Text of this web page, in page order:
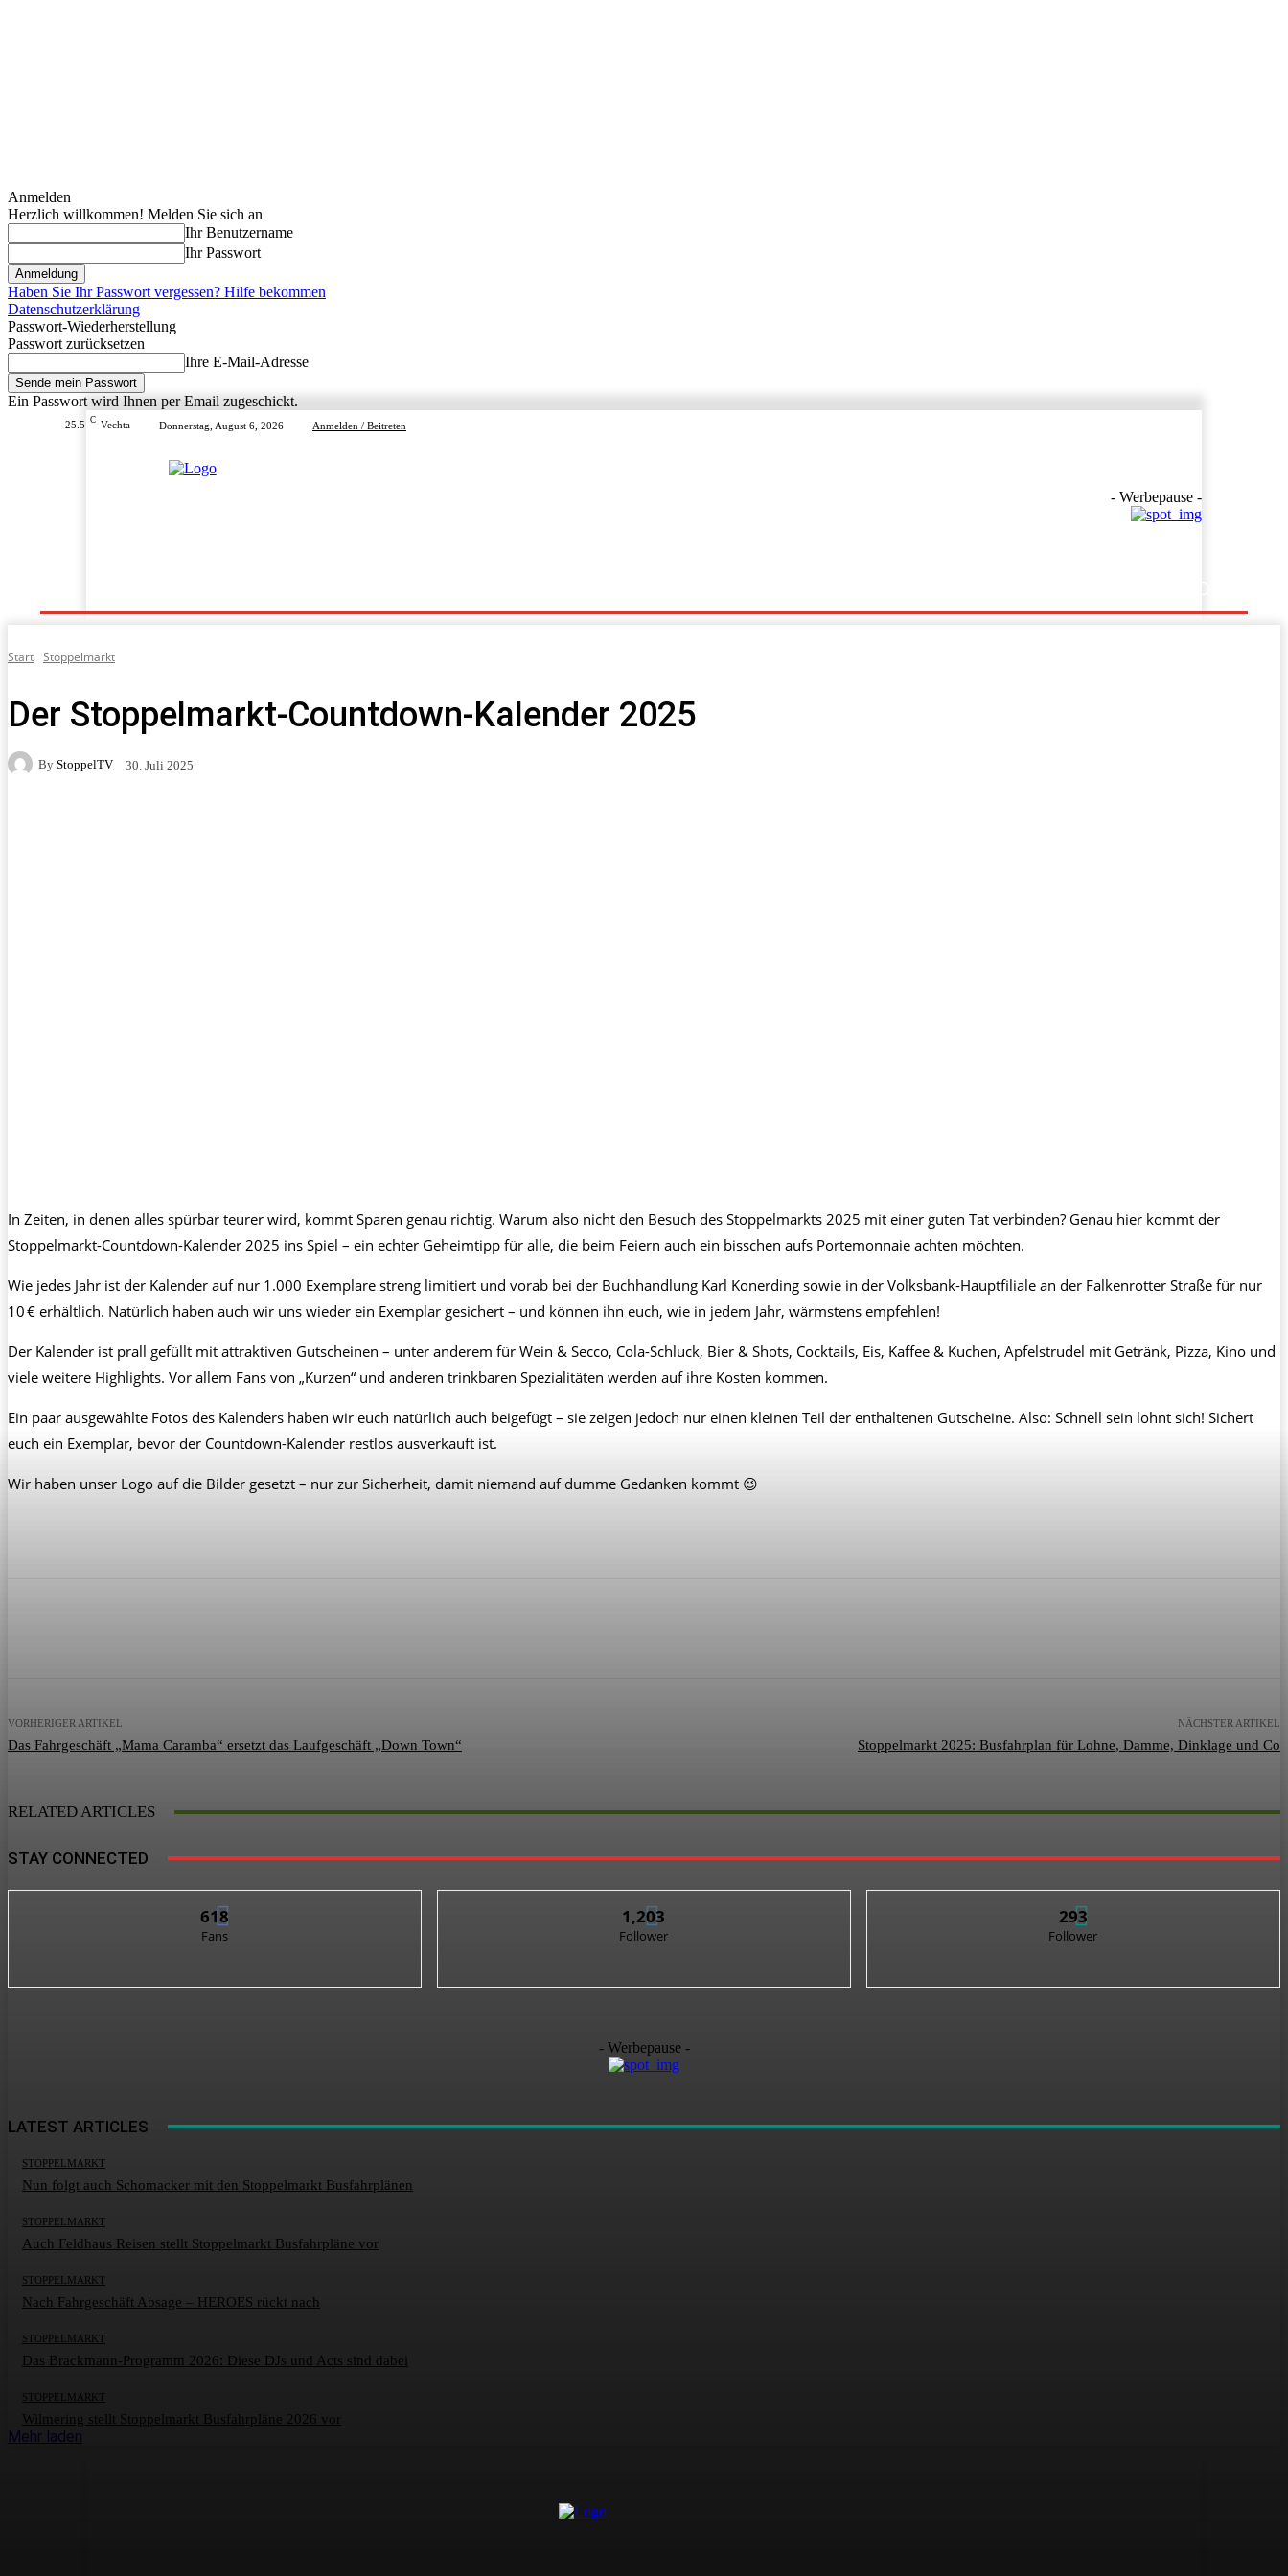
Anmelden
Herzlich willkommen! Melden Sie sich an
Ihr Benutzername
Ihr Passwort
Haben Sie Ihr Passwort vergessen? Hilfe bekommen
Datenschutzerklärung
Passwort-Wiederherstellung
Passwort zurücksetzen
Ihre E-Mail-Adresse
Ein Passwort wird Ihnen per Email zugeschickt.
25.5 C Vechta Donnerstag, August 6, 2026 Anmelden / Beitreten
- Werbepause -
Start Stoppelmarkt
Der Stoppelmarkt-Countdown-Kalender 2025
By StoppelTV 30. Juli 2025
In Zeiten, in denen alles spürbar teurer wird, kommt Sparen genau richtig. Warum also nicht den Besuch des Stoppelmarkts 2025 mit einer guten Tat verbinden? Genau hier kommt der
Stoppelmarkt-Countdown-Kalender 2025 ins Spiel – ein echter Geheimtipp für alle, die beim Feiern auch ein bisschen aufs Portemonnaie achten möchten.
Wie jedes Jahr ist der Kalender auf nur 1.000 Exemplare streng limitiert und vorab bei der Buchhandlung Karl Konerding sowie in der Volksbank-Hauptfiliale an der Falkenrotter Straße für nur
10 € erhältlich. Natürlich haben auch wir uns wieder ein Exemplar gesichert – und können ihn euch, wie in jedem Jahr, wärmstens empfehlen!
Der Kalender ist prall gefüllt mit attraktiven Gutscheinen – unter anderem für Wein & Secco, Cola-Schluck, Bier & Shots, Cocktails, Eis, Kaffee & Kuchen, Apfelstrudel mit Getränk, Pizza, Kino und
viele weitere Highlights. Vor allem Fans von „Kurzen“ und anderen trinkbaren Spezialitäten werden auf ihre Kosten kommen.
Ein paar ausgewählte Fotos des Kalenders haben wir euch natürlich auch beigefügt – sie zeigen jedoch nur einen kleinen Teil der enthaltenen Gutscheine. Also: Schnell sein lohnt sich! Sichert
euch ein Exemplar, bevor der Countdown-Kalender restlos ausverkauft ist.
Wir haben unser Logo auf die Bilder gesetzt – nur zur Sicherheit, damit niemand auf dumme Gedanken kommt 😉
VORHERIGER ARTIKEL
Das Fahrgeschäft „Mama Caramba“ ersetzt das Laufgeschäft „Down Town“
NÄCHSTER ARTIKEL
Stoppelmarkt 2025: Busfahrplan für Lohne, Damme, Dinklage und Co
RELATED ARTICLES
STAY CONNECTED
618
Fans
1,203
Follower
293
Follower
- Werbepause -
LATEST ARTICLES
STOPPELMARKT
Nun folgt auch Schomacker mit den Stoppelmarkt Busfahrplänen
STOPPELMARKT
Auch Feldhaus Reisen stellt Stoppelmarkt Busfahrpläne vor
STOPPELMARKT
Nach Fahrgeschäft Absage – HEROES rückt nach
STOPPELMARKT
Das Brackmann-Programm 2026: Diese DJs und Acts sind dabei
STOPPELMARKT
Wilmering stellt Stoppelmarkt Busfahrpläne 2026 vor
Mehr laden